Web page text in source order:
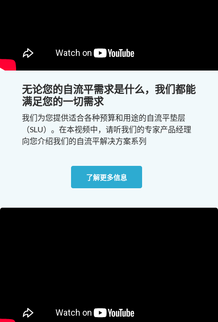
无论您的自流平需求是什么，我们都能
满足您的一切需求
我们为您提供适合各种预算和用途的自流平垫层
（SLU）。在本视频中，请听我们的专家产品经理
向您介绍我们的自流平解决方案系列
了解更多信息